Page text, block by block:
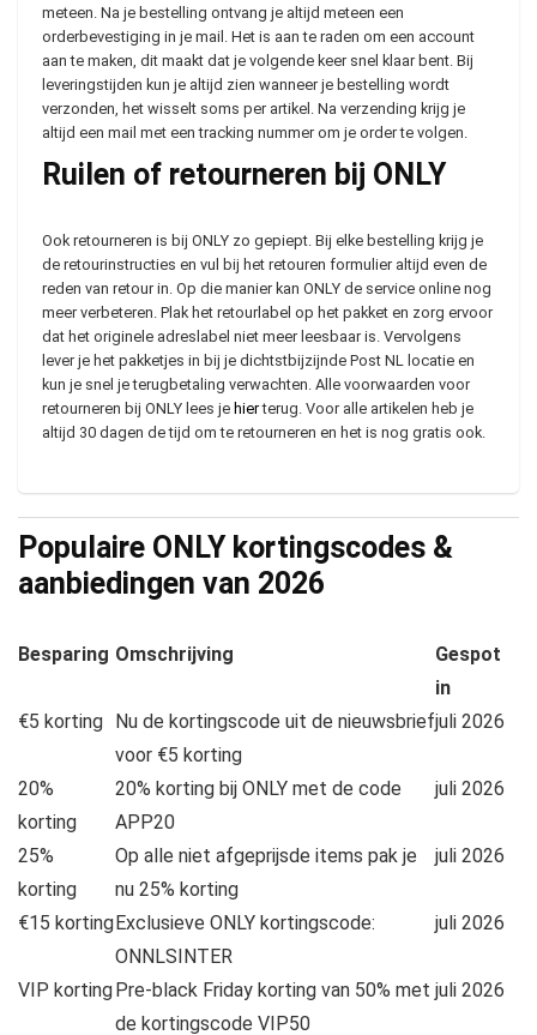
meteen. Na je bestelling ontvang je altijd meteen een
orderbevestiging in je mail. Het is aan te raden om een account
aan te maken, dit maakt dat je volgende keer snel klaar bent. Bij
leveringstijden kun je altijd zien wanneer je bestelling wordt
verzonden, het wisselt soms per artikel. Na verzending krijg je
altijd een mail met een tracking nummer om je order te volgen.
Ruilen of retourneren bij ONLY
Ook retourneren is bij ONLY zo gepiept. Bij elke bestelling krijg je
de retourinstructies en vul bij het retouren formulier altijd even de
reden van retour in. Op die manier kan ONLY de service online nog
meer verbeteren. Plak het retourlabel op het pakket en zorg ervoor
dat het originele adreslabel niet meer leesbaar is. Vervolgens
lever je het pakketjes in bij je dichtstbijzijnde Post NL locatie en
kun je snel je terugbetaling verwachten. Alle voorwaarden voor
retourneren bij ONLY lees je hierterug. Voor alle artikelen heb je
altijd 30 dagen de tijd om te retourneren en het is nog gratis ook.
Populaire ONLY kortingscodes &
aanbiedingen van 2026
Besparing Omschrijving
Gespot
in
€5 korting Nu de kortingscode uit de nieuwsbrief
voor €5 korting
juli 2026
20%
korting
20% korting bij ONLY met de code
APP20
juli 2026
25%
korting
Op alle niet afgeprijsde items pak je
nu 25% korting
juli 2026
€15 kortingExclusieve ONLY kortingscode:
ONNLSINTER
juli 2026
VIP kortingPre-black Friday korting van 50% met
de kortingscode VIP50
juli 2026